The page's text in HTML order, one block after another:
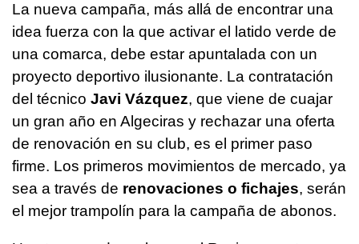
La nueva campaña, más allá de encontrar una
idea fuerza con la que activar el latido verde de
una comarca, debe estar apuntalada con un
proyecto deportivo ilusionante. La contratación
del técnico Javi Vázquez, que viene de cuajar
un gran año en Algeciras y rechazar una oferta
de renovación en su club, es el primer paso
firme. Los primeros movimientos de mercado, ya
sea a través de renovaciones o fichajes, serán
el mejor trampolín para la campaña de abonos.